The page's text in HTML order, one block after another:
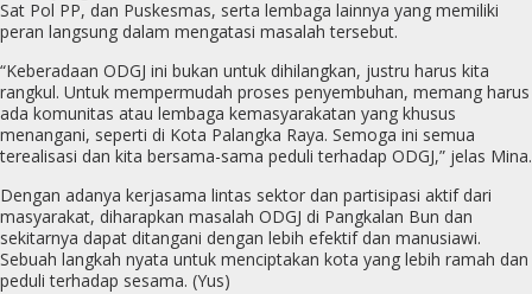
Sat Pol PP, dan Puskesmas, serta lembaga lainnya yang memiliki
peran langsung dalam mengatasi masalah tersebut.
“Keberadaan ODGJ ini bukan untuk dihilangkan, justru harus kita
rangkul. Untuk mempermudah proses penyembuhan, memang harus
ada komunitas atau lembaga kemasyarakatan yang khusus
menangani, seperti di Kota Palangka Raya. Semoga ini semua
terealisasi dan kita bersama-sama peduli terhadap ODGJ,” jelas Mina.
Dengan adanya kerjasama lintas sektor dan partisipasi aktif dari
masyarakat, diharapkan masalah ODGJ di Pangkalan Bun dan
sekitarnya dapat ditangani dengan lebih efektif dan manusiawi.
Sebuah langkah nyata untuk menciptakan kota yang lebih ramah dan
peduli terhadap sesama. (Yus)